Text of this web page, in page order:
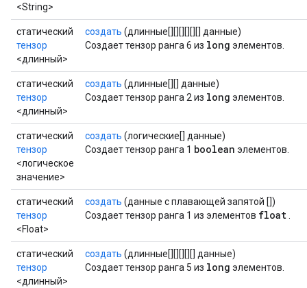
<String>
статический
тензор
<длинный>
создать (длинные[][][][][][] данные)
Создает тензор ранга 6 из long элементов.
статический
тензор
<длинный>
создать (длинные[][] данные)
Создает тензор ранга 2 из long элементов.
статический
тензор
<логическое
значение>
создать (логические[] данные)
Создает тензор ранга 1 boolean элементов.
статический
тензор
<Float>
создать (данные с плавающей запятой [])
Создает тензор ранга 1 из элементов float
статический
тензор
<длинный>
создать (длинные[][][][][] данные)
Создает тензор ранга 5 из long элементов.